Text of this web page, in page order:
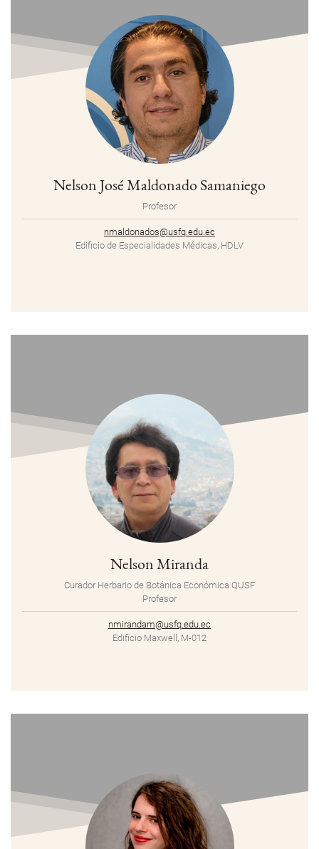
Nelson José Maldonado Samaniego
Profesor
nmaldonados@usfq.edu.ec
Edificio de Especialidades Médicas, HDLV
Nelson Miranda
Curador Herbario de Botánica Económica QUSF
Profesor
nmirandam@usfq.edu.ec
Edificio Maxwell, M-012